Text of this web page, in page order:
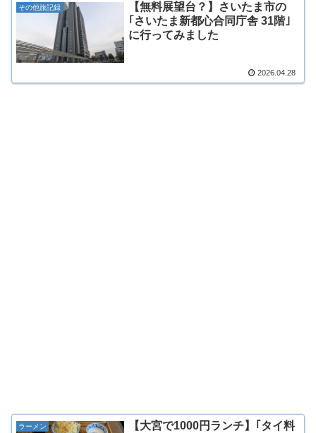
その他旅記録
【無料展望台？】さいたま市の
｢さいたま新都心合同庁舎 31階｣
に行ってみました
2026.04.28
ラーメン
【大宮で1000円ランチ】｢タイ料